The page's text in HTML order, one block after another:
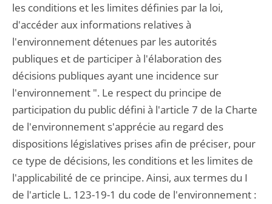
les conditions et les limites définies par la loi,
d'accéder aux informations relatives à
l'environnement détenues par les autorités
publiques et de participer à l'élaboration des
décisions publiques ayant une incidence sur
l'environnement ". Le respect du principe de
participation du public défini à l'article 7 de la Charte
de l'environnement s'apprécie au regard des
dispositions législatives prises afin de préciser, pour
ce type de décisions, les conditions et les limites de
l'applicabilité de ce principe. Ainsi, aux termes du I
de l'article L. 123-19-1 du code de l'environnement :